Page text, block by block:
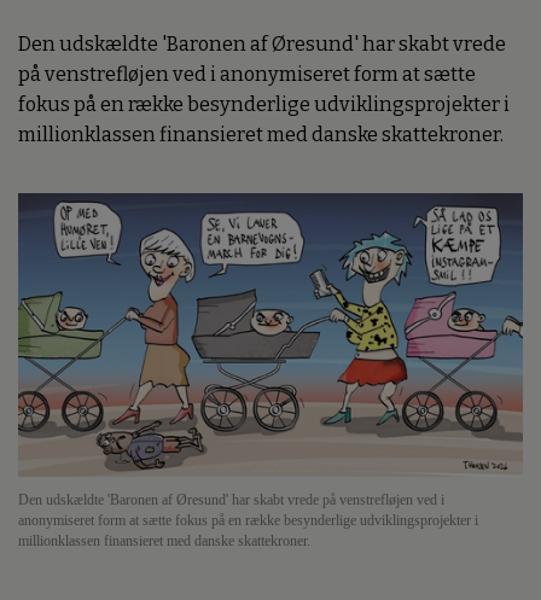
Den udskældte 'Baronen af Øresund' har skabt vrede
på venstrefløjen ved i anonymiseret form at sætte
fokus på en række besynderlige udviklingsprojekter i
millionklassen finansieret med danske skattekroner.
Den udskældte 'Baronen af Øresund' har skabt vrede på venstrefløjen ved i
anonymiseret form at sætte fokus på en række besynderlige udviklingsprojekter i
millionklassen finansieret med danske skattekroner.